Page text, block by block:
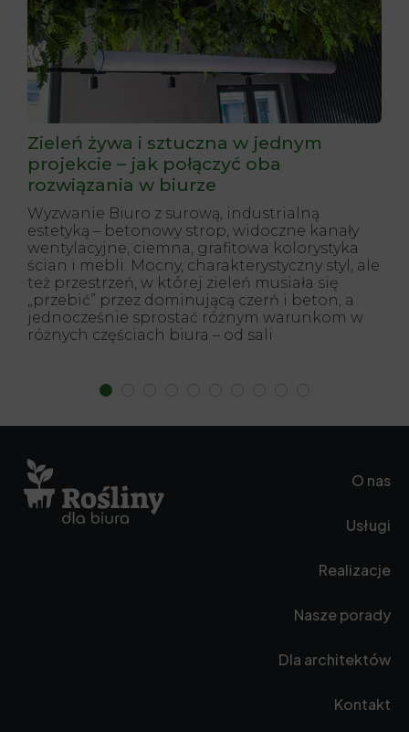
Zieleń żywa i sztuczna w jednym
projekcie – jak połączyć oba
rozwiązania w biurze
Wyzwanie Biuro z surową, industrialną
estetyką – betonowy strop, widoczne kanały
wentylacyjne, ciemna, grafitowa kolorystyka
ścian i mebli. Mocny, charakterystyczny styl, ale
też przestrzeń, w której zieleń musiała się
„przebić” przez dominującą czerń i beton, a
jednocześnie sprostać różnym warunkom w
różnych częściach biura – od sali
O nas
Usługi
Realizacje
Nasze porady
Dla architektów
Kontakt